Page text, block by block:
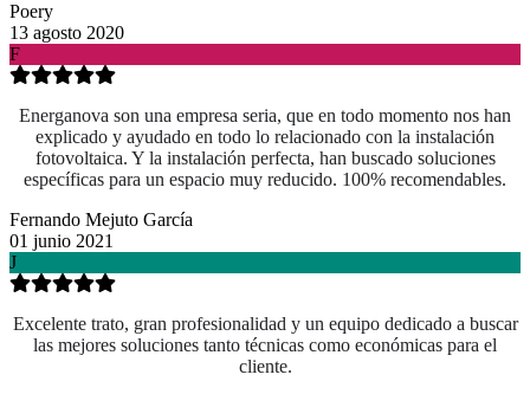
Poery
13 agosto 2020
F
Energanova son una empresa seria, que en todo momento nos han
explicado y ayudado en todo lo relacionado con la instalación
fotovoltaica. Y la instalación perfecta, han buscado soluciones
específicas para un espacio muy reducido. 100% recomendables.
Fernando Mejuto García
01 junio 2021
J
Excelente trato, gran profesionalidad y un equipo dedicado a buscar
las mejores soluciones tanto técnicas como económicas para el
cliente.